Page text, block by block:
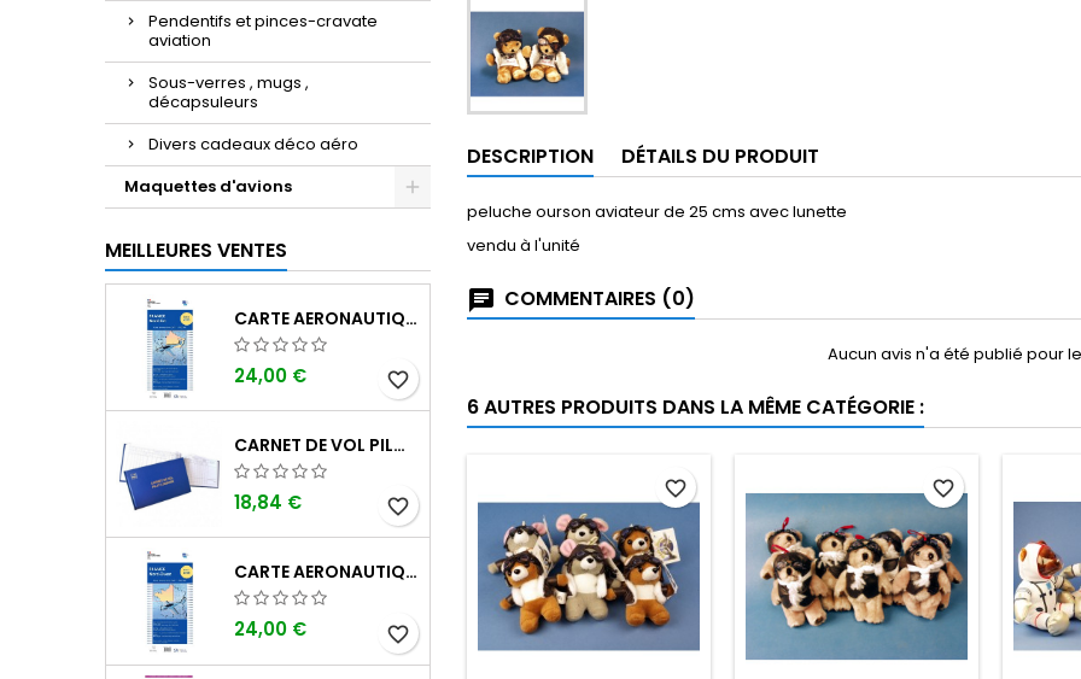
Pendentifs et pinces-cravate
aviation
Sous-verres , mugs ,
décapsuleurs
Divers cadeaux déco aéro
Maquettes d'avions
MEILLEURES VENTES
CARTE AERONAUTIQUE OACI SIA FRANCE NORD EST 2026 AU 1/500 000
24,00 € favorite_border
CARNET DE VOL PILOTE EASA "AVIONS/HÉLICOPTÈRES" DGAC
18,84 € favorite_border
CARTE AERONAUTIQUE OACI SIA FRANCE NORD OUEST 2026 AU 1/500 000
24,00 € favorite_border
DESCRIPTION DÉTAILS DU PRODUIT
peluche ourson aviateur de 25 cms avec lunette
vendu à l'unité
COMMENTAIRES (0)
Aucun avis n'a été publié pour
6 AUTRES PRODUITS DANS LA MÊME CATÉGORIE :
favorite_border favorite_border